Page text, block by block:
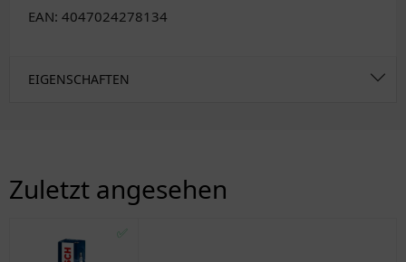
EAN: 4047024278134
EIGENSCHAFTEN
Zuletzt angesehen
✅